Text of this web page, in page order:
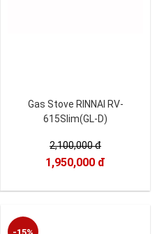
Gas Stove RINNAI RV-
615Slim(GL-D)
2,100,000 đ
1,950,000 đ
-15%